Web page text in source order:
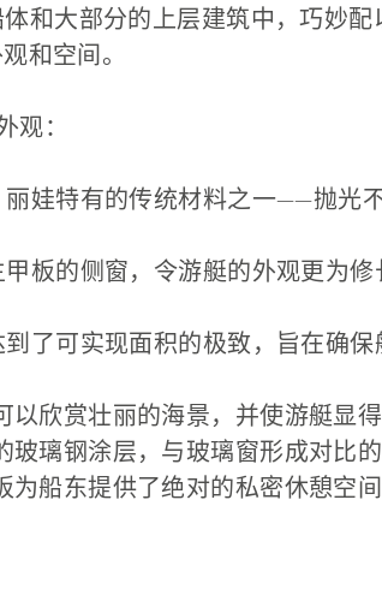
和大部分的上层建筑中，巧妙配
和空间。
观：
娃特有的传统材料之一——抛光
板的侧窗，令游艇的外观更为
了可实现面积的极致，旨在确保
欣赏壮丽的海景，并使游艇显
璃钢涂层，与玻璃窗形成对比
船东提供了绝对的私密休憩空